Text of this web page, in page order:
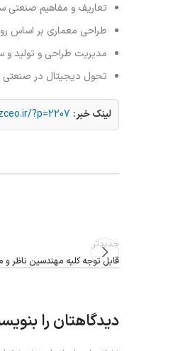
تعاریف و مفاهیم صنعتی
طراحی معماری بر اساس
مدیریت طراحی و تولید
تحول دیجیتال در
لینک خبر: ?p=2207
جدیدتر
قابل توجه کلیه مهندسین ناظر
دیدگاهتان را